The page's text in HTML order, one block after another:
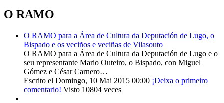
O RAMO
O RAMO para a Área de Cultura da Deputación de Lugo, o
Bispado e os veciños e veciñas de Vilasouto
O RAMO para a Área de Cultura da Deputación de Lugo e o
seu representante Mario Outeiro, o Bispado, con Miguel
Gómez e César Carnero…
Escrito el Domingo, 10 Mai 2015 00:00 ¡Deixa o primeiro
comentario! Visto 10804 veces